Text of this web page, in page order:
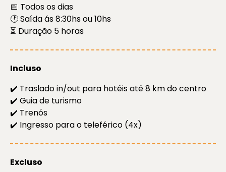
📅 Todos os dias
🕐 Saída ás 8:30hs ou 10hs
⏳ Duração 5 horas
Incluso
✔️ Traslado in/out para hotéis até 8 km do centro
✔️ Guia de turismo
✔️ Trenós
✔️ Ingresso para o teleférico (4x)
Excluso